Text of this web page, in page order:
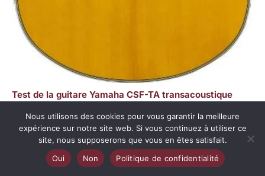
Test de la guitare Yamaha CSF-TA transacoustique
Copyright © 2026 Les cordes créatives
A propos
Nous utilisons des cookies pour vous garantir la meilleure
expérience sur notre site web. Si vous continuez à utiliser ce
site, nous supposerons que vous en êtes satisfait.
Oui
Non Politique de confidentialité